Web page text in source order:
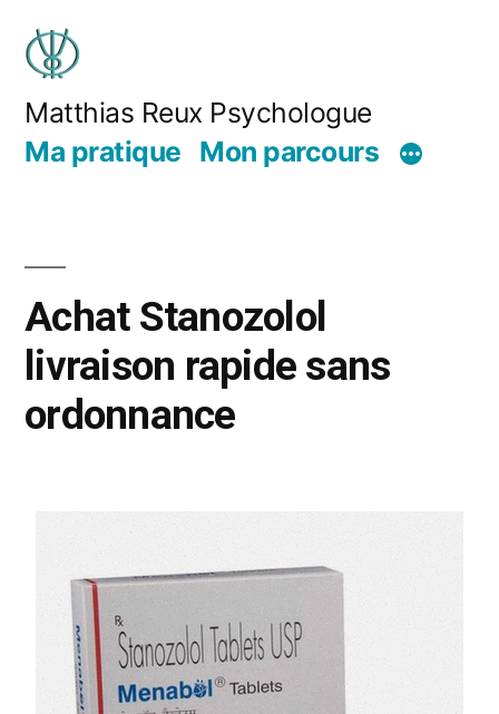
Matthias Reux Psychologue
Ma pratique Mon parcours
Achat Stanozolol
livraison rapide sans
ordonnance